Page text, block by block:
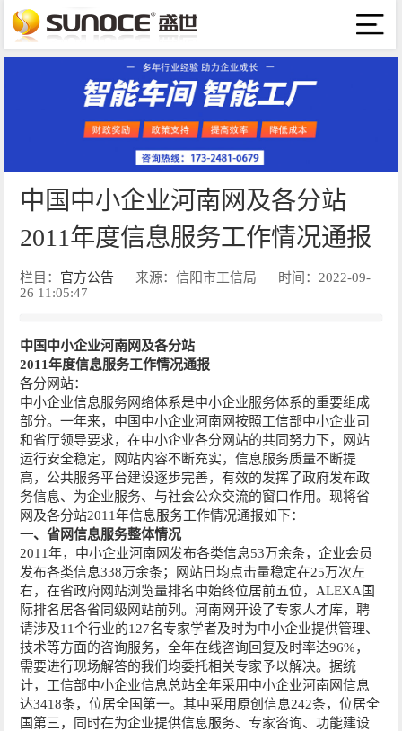
中国中小企业河南网及各分站
2011年度信息服务工作情况通报
栏目： 官方公告 来源：信阳市工信局
时间：2022-09-
26 11:05:47
中国中小企业河南网及各分站
2011年度信息服务工作情况通报
各分网站：
中小企业信息服务网络体系是中小企业服务体系的重要组成
部分。一年来，中国中小企业河南网按照工信部中小企业司
和省厅领导要求，在中小企业各分网站的共同努力下，网站
运行安全稳定，网站内容不断充实，信息服务质量不断提
高，公共服务平台建设逐步完善，有效的发挥了政府发布政
务信息、为企业服务、与社会公众交流的窗口作用。现将省
网及各分站2011年信息服务工作情况通报如下：
一、省网信息服务整体情况
2011年，中小企业河南网发布各类信息53万余条，企业会员
发布各类信息338万余条；网站日均点击量稳定在25万次左
右，在省政府网站浏览量排名中始终位居前五位，ALEXA国
际排名居各省同级网站前列。河南网开设了专家人才库，聘
请涉及11个行业的127名专家学者及时为中小企业提供管理、
技术等方面的咨询服务，全年在线咨询回复及时率达96%，
需要进行现场解答的我们均委托相关专家予以解决。据统
计，工信部中小企业信息总站全年采用中小企业河南网信息
达3418条，位居全国第一。其中采用原创信息242条，位居全
国第三，同时在为企业提供信息服务、专家咨询、功能建设